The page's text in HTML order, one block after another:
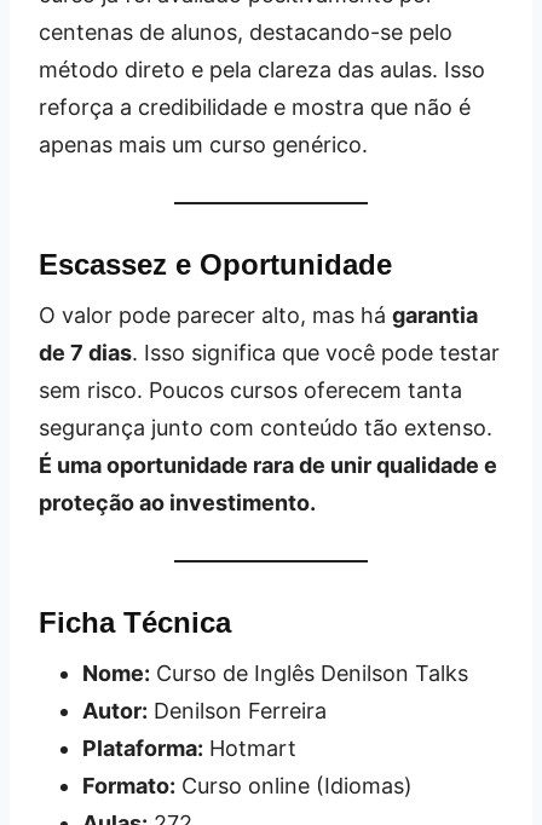
centenas de alunos, destacando-se pelo
método direto e pela clareza das aulas. Isso
reforça a credibilidade e mostra que não é
apenas mais um curso genérico.
Escassez e Oportunidade
O valor pode parecer alto, mas há garantia
de 7 dias. Isso significa que você pode testar
sem risco. Poucos cursos oferecem tanta
segurança junto com conteúdo tão extenso.
É uma oportunidade rara de unir qualidade e
proteção ao investimento.
Ficha Técnica
Nome: Curso de Inglês Denilson Talks
Autor: Denilson Ferreira
Plataforma: Hotmart
Formato: Curso online (Idiomas)